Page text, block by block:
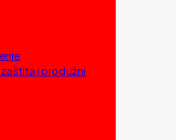
i produžni